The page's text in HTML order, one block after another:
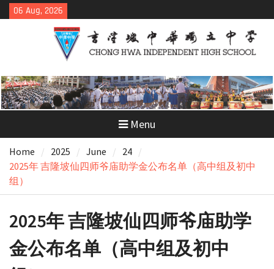
Skip
to
06 Aug, 2026
Menu
Home 2025 June
24
2025年 吉隆坡仙四师爷庙助学金公布名单（高中组及初中
组）
2025年 吉隆坡仙四师爷庙助学
金公布名单（高中组及初中